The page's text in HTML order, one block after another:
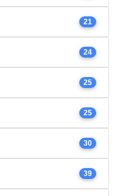
21
24
25
25
30
39